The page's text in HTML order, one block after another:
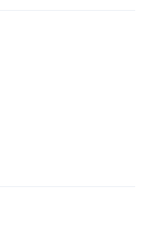
出了贯穿
群里双职
与社区沟